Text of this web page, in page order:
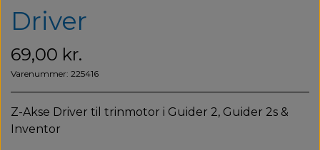
Driver
69,00 kr.
Varenummer: 225416
Z-Akse Driver til trinmotor i Guider 2, Guider 2s &
Inventor